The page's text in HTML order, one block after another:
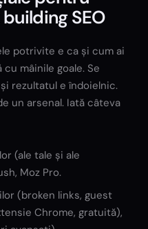
SEO
potrivite e ca și cum ai
mâinile goale. Se
rezultatul e îndoielnic.
un arsenal. Iată câteva
(ale tale și ale
Moz Pro.
(broken links, guest
Chrome, gratuită),